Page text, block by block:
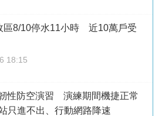
區8/10停水11小時 近10萬戶受
18:15
性防空演習 演練期間機捷正常
只進不出、行動網路降速